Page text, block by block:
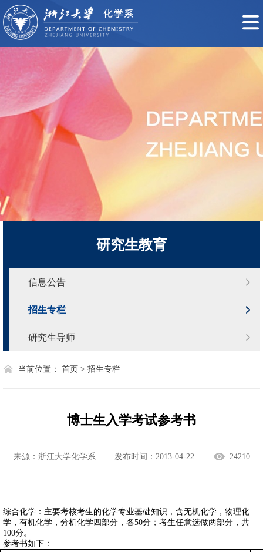
研究生教育
信息公告
招生专栏
研究生导师
当前位置： 首页 > 招生专栏
博士生入学考试参考书
来源：浙江大学化学系 发布时间：2013-04-22 24210
综合化学：主要考核考生的化学专业基础知识，含无机化学，物理化
学，有机化学，分析化学四部分，各50分；考生任意选做两部分，共
100分。
参考书如下：